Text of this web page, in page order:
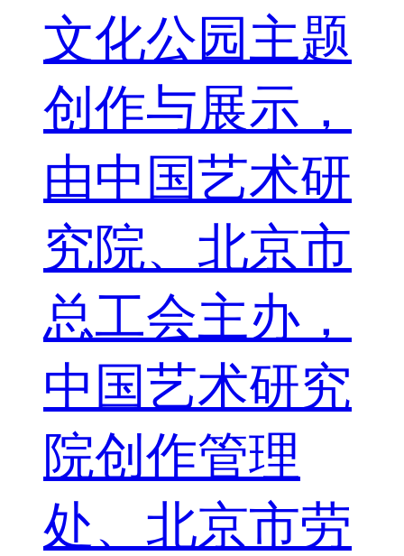
文化公园主题
创作与展示，
由中国艺术研
究院、北京市
总工会主办，
中国艺术研究
院创作管理
处、北京市劳